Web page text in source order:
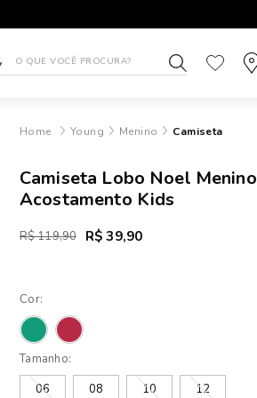
Young Menino Camiseta
Camiseta Lobo Noel Menino
Acostamento Kids
R$ 119,90 R$ 39,90
Cor:
Tamanho:
06
08 10 12